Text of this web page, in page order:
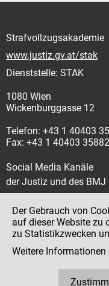
Strafvollzugsakademie
www.justiz.gv.at/stak
Dienststelle: STAK
1080 Wien
Wickenburggasse 12
Telefon: +43 1 40403
Fax: +43 1 40403
Social Media Kanäle
der Justiz und des BMJ
Impressum
Datenschutz
Der Gebrauch von
auf dieser Website zu
zu Statistikzwecken
Weitere